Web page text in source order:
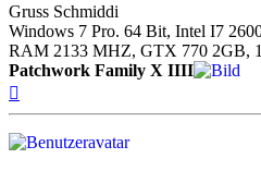
Gruss Schmiddi
Windows 7 Pro. 64 Bit, Intel I7
RAM 2133 MHZ, GTX 770 2GB,
Patchwork Family X IIII